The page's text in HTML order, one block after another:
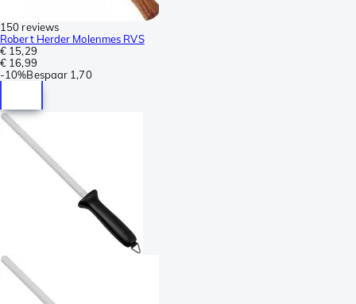
150 reviews
Robert Herder Molenmes RVS
€ 15,29
€ 16,99
-10%Bespaar 1,70